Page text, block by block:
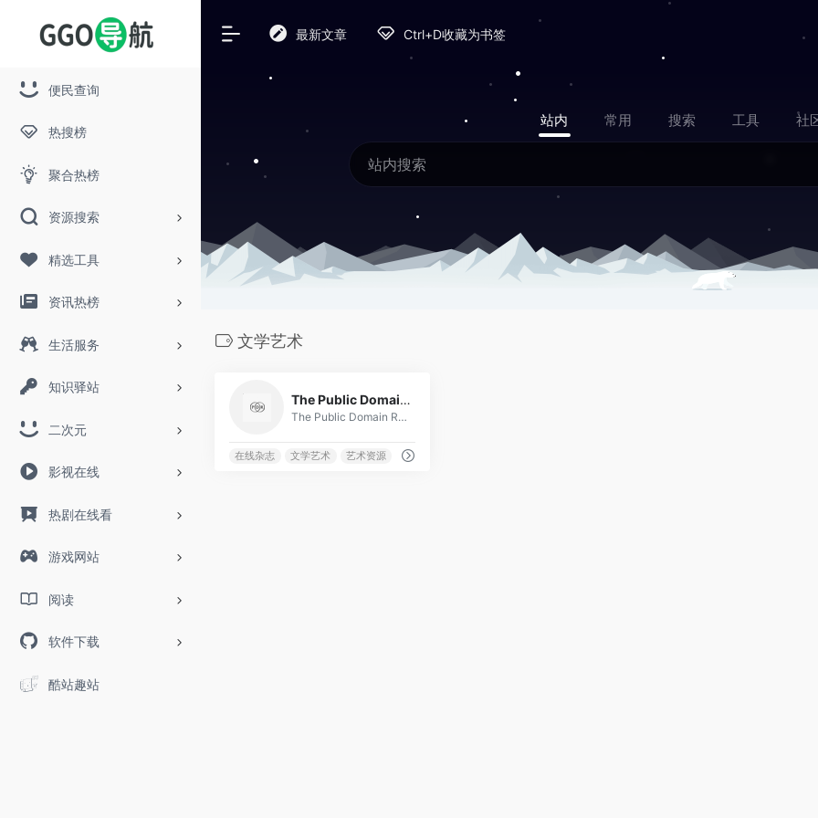
便民查询
热搜榜
聚合热榜
资源搜索
精选工具
资讯热榜
生活服务
知识驿站
二次元
影视在线
热剧在线看
游戏网站
阅读
软件下载
酷站趣站
最新文章 Ctrl+D收藏为书签
站内 常用 搜索 工具 社
文学艺术
The Public Domain Review
The Public Domain Review 是一个在线杂志和非营利项目，成立于2011年，致力于探索艺术史、文学史和思想史中那些新奇且引人入胜的作品。
在线杂志 文学艺术 艺术资源